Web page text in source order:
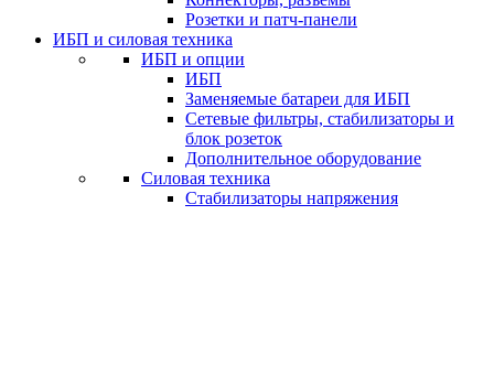
Розетки и патч-панели
ИБП и силовая техника
ИБП и опции
ИБП
Заменяемые батареи для ИБП
Сетевые фильтры, стабилизаторы и
блок розеток
Дополнительное оборудование
Силовая техника
Стабилизаторы напряжения